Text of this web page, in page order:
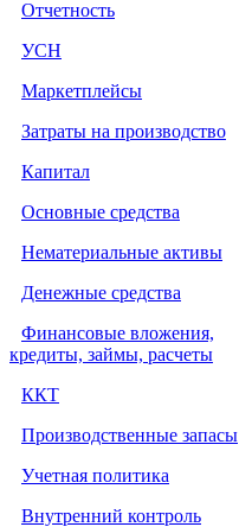
Отчетность
УСН
Маркетплейсы
Затраты на производство
Капитал
Основные средства
Нематериальные активы
Денежные средства
Финансовые вложения,
кредиты, займы, расчеты
ККТ
Производственные запасы
Учетная политика
Внутренний контроль